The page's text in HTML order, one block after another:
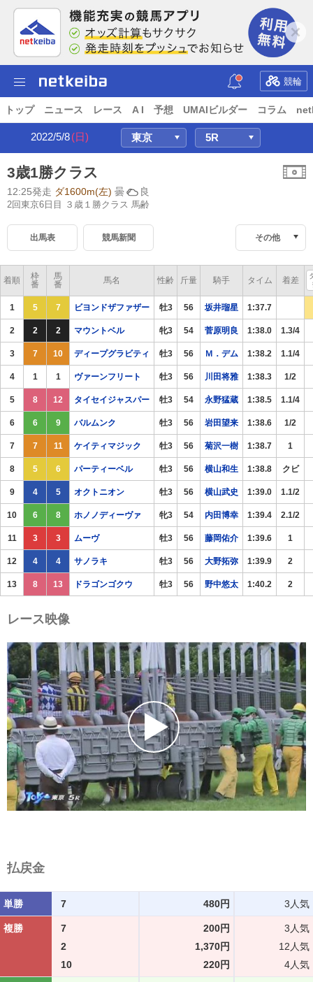
競輪
トップ ニュース レース A I 予想 UMAIビルダー コラム
2022/5/8(日)
3歳1勝クラス
12:25発走 ダ1600m(左) 曇 良
2回東京6日目 ３歳１勝クラス 馬齢
出馬表 競馬新聞 その他
着順
枠
番
馬
番
馬名 性齢 斤量 騎手 タイム 着差
1 5 7 ビヨンドザファザー 牡3 56 坂井瑠星 1:37.7
2 2 2 マウントベル 牝3 54 菅原明良 1:38.0 1.3/4
3 7 10 ディープグラビティ 牡3 56 Ｍ．デム 1:38.2 1.1/4
4 1 1 ヴァーンフリート 牡3 56 川田将雅 1:38.3 1/2
5 8 12 タイセイジャスパー 牡3 54 永野猛蔵 1:38.5 1.1/4
6 6 9 バルムンク 牡3 56 岩田望来 1:38.6 1/2
7 7 11 ケイティマジック 牡3 56 菊沢一樹 1:38.7 1
8 5 6 パーティーベル 牡3 56 横山和生 1:38.8 クビ
9 4 5 オクトニオン 牡3 56 横山武史 1:39.0 1.1/2
10 6 8 ホノノディーヴァ 牝3 54 内田博幸 1:39.4 2.1/2
11 3 3 ムーヴ 牡3 56 藤岡佑介 1:39.6 1
12 4 4 サノラキ 牡3 56 大野拓弥 1:39.9 2
13 8 13 ドラゴンゴクウ 牡3 56 野中悠太 1:40.2 2
レース映像
払戻金
単勝 7 480円 3人気
複勝 7 200円
3人気
2
1,370円
12人気
10
220円 4人気